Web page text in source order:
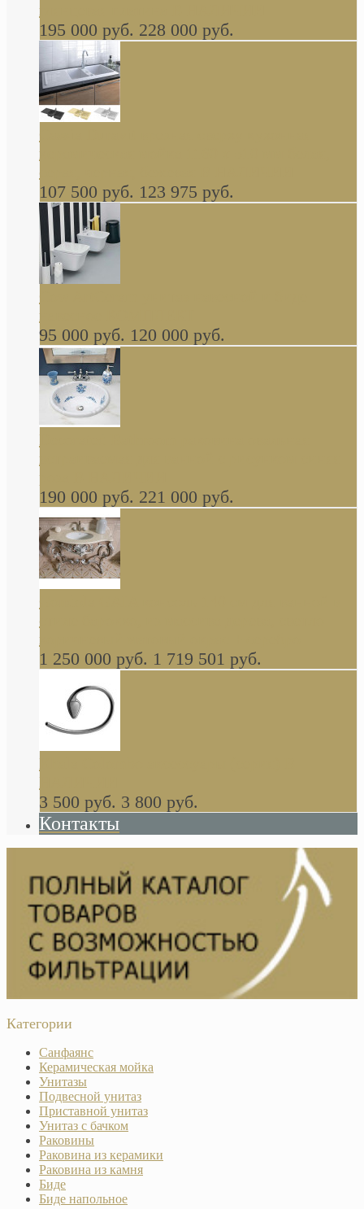
глянцевая платина В НАЛИЧИИ
195 000 руб. 228 000 руб.
керамическая мойка 1160 x 510 мм белая,
серая, черная, бежевая В НАЛИЧИИ
107 500 руб. 123 975 руб.
навесное КОМПЛЕКТ
95 000 руб. 120 000 руб.
Decorated Bathroom раковина овальная
встраиваемая для ванной с рисунком синяя
роза В НАЛИЧИИ
190 000 руб. 221 000 руб.
стиле барокко, из массива дерева, светло
коричневый матовый окрас + серебро
1 250 000 руб. 1 719 501 руб.
Khala Colombo аксессуары (серия) В
НАЛИЧИИ
3 500 руб. 3 800 руб.
Контакты
Категории
Санфаянс
Керамическая мойка
Унитазы
Подвесной унитаз
Приставной унитаз
Унитаз с бачком
Раковины
Раковина из керамики
Раковина из камня
Биде
Биде напольное